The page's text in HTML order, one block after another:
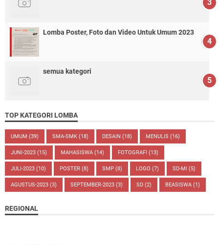
Lomba Poster, Foto dan Video Untuk Umum 2023
semua kategori
TOP KATEGORI LOMBA
UMUM (39) SMA-SMK (18) DESAIN (18) MENULIS (16)
JUNI-2023 (15) MAHASISWA (14) FOTOGRAFI (13)
JULI-2023 (10) POSTER (8) SMP (8) LOGO (7) SD-MI (5)
AGUSTUS-2023 (3) SEPTEMBER-2023 (3) SD (2) BEASISWA (1)
REGIONAL